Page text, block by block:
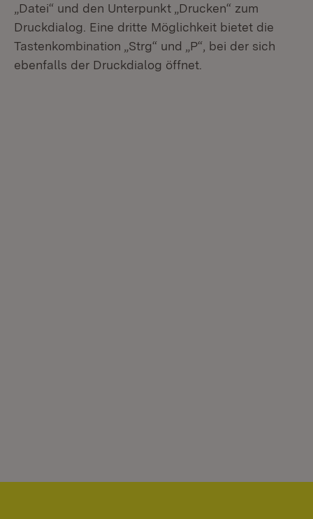
„Datei“ und den Unterpunkt „Drucken“ zum
Druckdialog. Eine dritte Möglichkeit bietet die
Tastenkombination „Strg“ und „P“, bei der sich
ebenfalls der Druckdialog öffnet.